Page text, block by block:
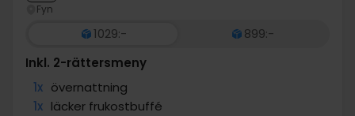
Fyn
1029:-
899:-
Inkl. 2-rättersmeny
1x övernattning
1x läcker frukostbuffé